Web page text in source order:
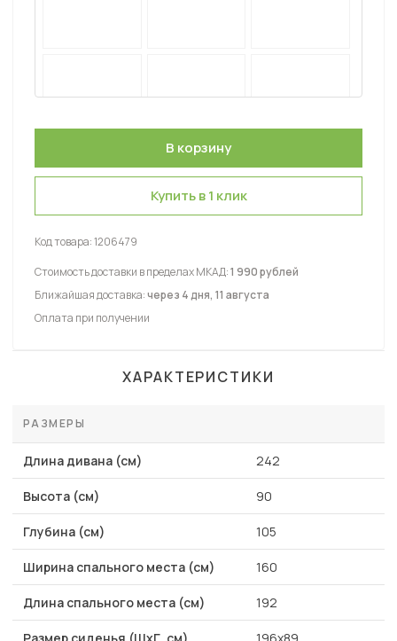
Купить в 1 клик
Код товара:1206479
Стоимость доставки в пределах МКАД:1 990 рублей
Ближайшая доставка:через 4 дня, 11 августа
Оплата при получении
ХАРАКТЕРИСТИКИ
РАЗМЕРЫ
Длина дивана (см) 242
Высота (см) 90
Глубина (см) 105
Ширина спального места (см) 160
Длина спального места (см) 192